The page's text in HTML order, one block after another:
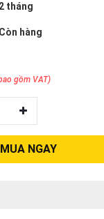
tháng
Còn hàng
gồm VAT)
MUA NGAY